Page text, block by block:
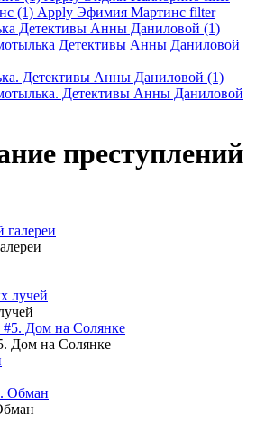
(1) Apply Эфимия Мартинс filter
Детективы Анны Даниловой (1)
Детективы Анны Даниловой
Детективы Анны Даниловой (1)
Детективы Анны Даниловой
преступлений
Дом на Солянке